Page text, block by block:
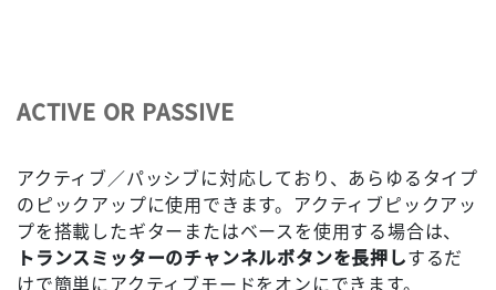
ACTIVE OR PASSIVE
アクティブ／パッシブに対応しており、あらゆるタイプ
のピックアップに使用できます。アクティブピックアッ
プを搭載したギターまたはベースを使用する場合は、
トランスミッターのチャンネルボタンを長押しするだ
けで簡単にアクティブモードをオンにできます。